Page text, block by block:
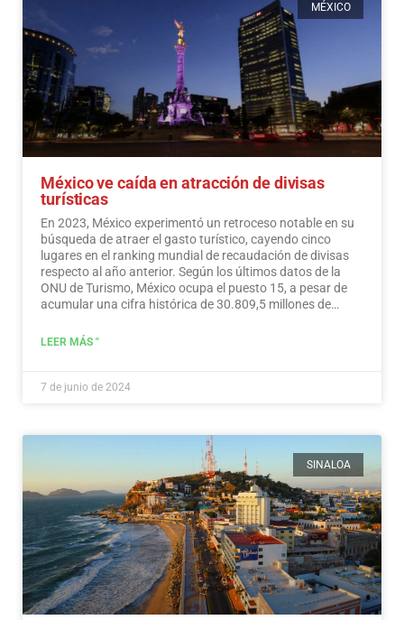
MÉXICO
México ve caída en atracción de divisas
turísticas
En 2023, México experimentó un retroceso notable en su
búsqueda de atraer el gasto turístico, cayendo cinco
lugares en el ranking mundial de recaudación de divisas
respecto al año anterior. Según los últimos datos de la
ONU de Turismo, México ocupa el puesto 15, a pesar de
acumular una cifra histórica de 30.809,5 millones de
LEER MÁS "
7 de junio de 2024
SINALOA